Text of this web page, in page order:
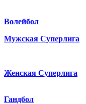
Волейбол
Мужская Суперлига
Женская Суперлига
Гандбол